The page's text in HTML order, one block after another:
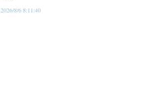
2026/8/6 8:11:40